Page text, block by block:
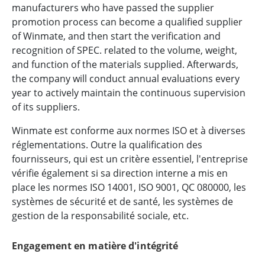
manufacturers who have passed the supplier
promotion process can become a qualified supplier
of Winmate, and then start the verification and
recognition of SPEC. related to the volume, weight,
and function of the materials supplied. Afterwards,
the company will conduct annual evaluations every
year to actively maintain the continuous supervision
of its suppliers.
Winmate est conforme aux normes ISO et à diverses
réglementations. Outre la qualification des
fournisseurs, qui est un critère essentiel, l'entreprise
vérifie également si sa direction interne a mis en
place les normes ISO 14001, ISO 9001, QC 080000, les
systèmes de sécurité et de santé, les systèmes de
gestion de la responsabilité sociale, etc.
Engagement en matière d'intégrité